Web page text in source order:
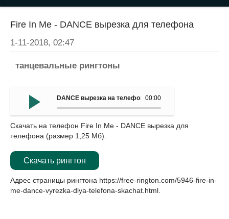
Fire In Me - DANCE вырезка для телефона
1-11-2018, 02:47
танцевальные рингтоны
00:00
DANCE вырезка на телефон - Fire In Me
Скачать на телефон Fire In Me - DANCE вырезка для
телефона (размер 1,25 Мб):
Скачать рингтон
Адрес страницы рингтона https://free-rington.com/5946-fire-in-
me-dance-vyrezka-dlya-telefona-skachat.html